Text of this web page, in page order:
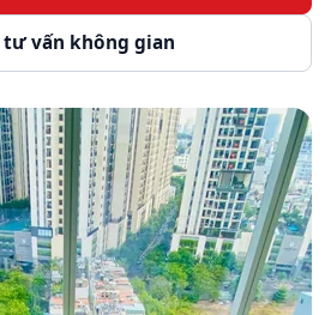
tư vấn không gian